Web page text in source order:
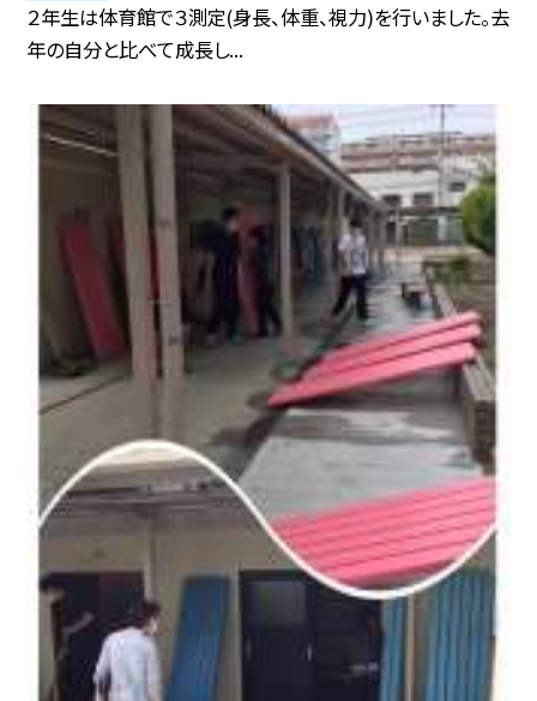
２年生は体育館で３測定(身長、体重、視力)を行いました。去
年の自分と比べて成長し...